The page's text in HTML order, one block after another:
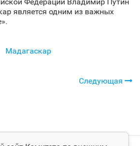
является одним из важных
Мадагаскар
Следующая